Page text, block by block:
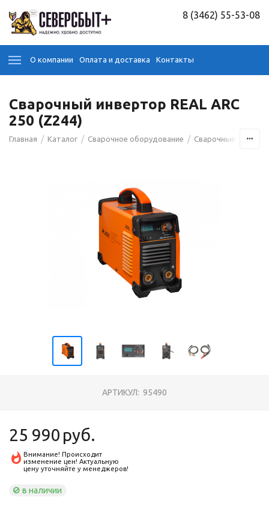
8 (3462) 55-53-08
О компании Оплата и доставка Контакты
Сварочный инвертор REAL ARC
250 (Z244)
Главная / Каталог / Сварочное оборудование / Сварочные
АРТИКУЛ: 95490
25 990 руб.
Внимание! Происходит
изменение цен! Актуальную
цену уточняйте у менеджеров!
в наличии